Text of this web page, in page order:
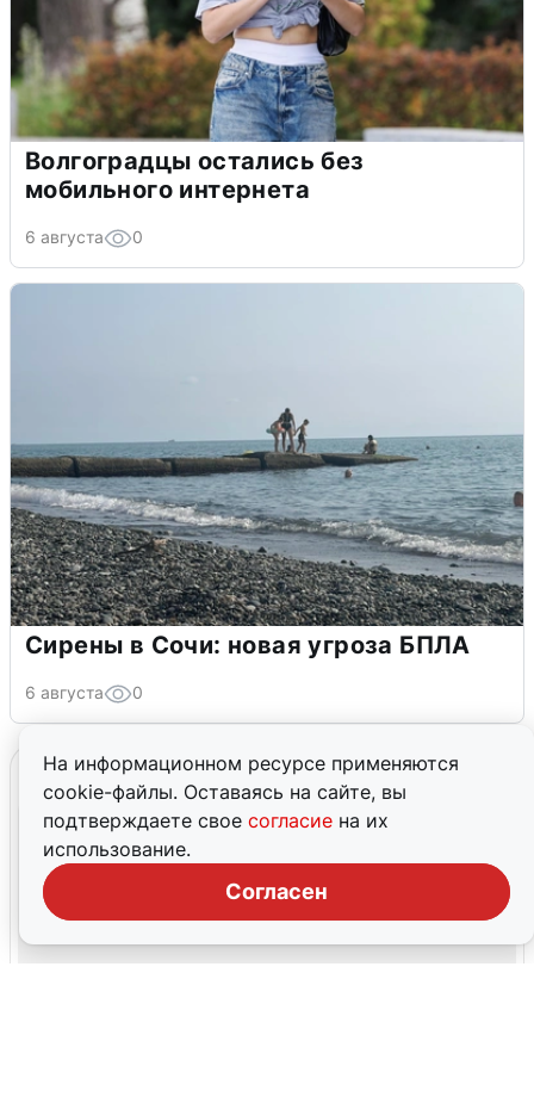
На информационном ресурсе применяются
cookie-файлы. Оставаясь на сайте, вы
подтверждаете свое согласие на их
использование.
Согласен
Волгоградцы остались без
мобильного интернета
6 августа 0
Сирены в Сочи: новая угроза БПЛА
6 августа 0